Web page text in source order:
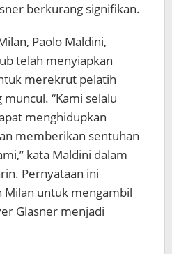
berkurang signifikan.
Paolo Maldini,
telah menyiapkan
merekrut pelatih
“Kami selalu
menghidupkan
memberikan sentuhan
kata Maldini dalam
Pernyataan ini
Milan untuk mengambil
Glasner menjadi